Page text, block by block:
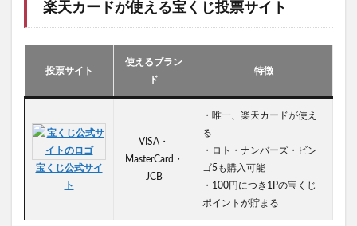
楽天カードが使える宝くじ投票サイト
投票サイト
使えるブラン
ド
特徴
宝くじ公式サイ
ト
VISA・
MasterCard・
JCB
・唯一、楽天カードが使え
る
・ロト・ナンバーズ・ビン
ゴ5も購入可能
・100円につき1Pの宝くじ
ポイントが貯まる